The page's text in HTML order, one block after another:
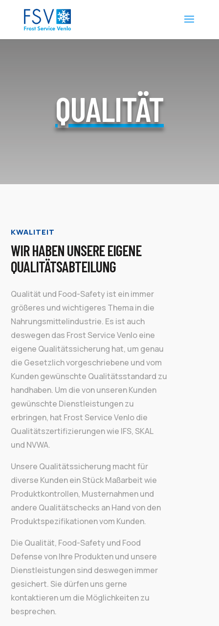
QUALITÄT
KWALITEIT
WIR HABEN UNSERE EIGENE
QUALITÄTSABTEILUNG
Qualität und Food-Safety ist ein immer
größeres und wichtigeres Thema in die
Nahrungsmittelindustrie. Es ist auch
deswegen das Frost Service Venlo eine
eigene Qualitätssicherung hat, um genau
die Gesetzlich vorgeschriebene und vom
Kunden gewünschte Qualitätsstandard zu
handhaben. Um die von unseren Kunden
gewünschte Dienstleistungen zu
erbringen, hat Frost Service Venlo die
Qualitätszertifizierungen wie IFS, SKAL
und NVWA.
Unsere Qualitätssicherung macht für
diverse Kunden ein Stück Maßarbeit wie
Produktkontrollen, Musternahmen und
andere Qualitätschecks an Hand von den
Produktspezifikationen vom Kunden.
Die Qualität, Food-Safety und Food
Defense von Ihre Produkten und unsere
Dienstleistungen sind deswegen immer
gesichert. Sie dürfen uns gerne
kontaktieren um die Möglichkeiten zu
besprechen.